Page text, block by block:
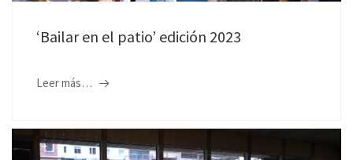
‘Bailar en el patio’ edición 2023
Leer más…